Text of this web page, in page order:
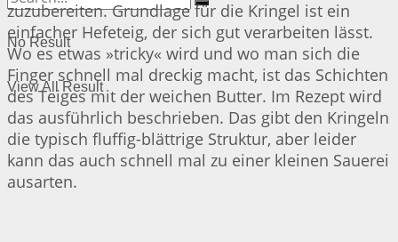
No Result
View All Result
zuzubereiten. Grundlage für die Kringel ist ein
einfacher Hefeteig, der sich gut verarbeiten lässt.
Wo es etwas »tricky« wird und wo man sich die
Finger schnell mal dreckig macht, ist das Schichten
des Teiges mit der weichen Butter. Im Rezept wird
das ausführlich beschrieben. Das gibt den Kringeln
die typisch fluffig-blättrige Struktur, aber leider
kann das auch schnell mal zu einer kleinen Sauerei
ausarten.